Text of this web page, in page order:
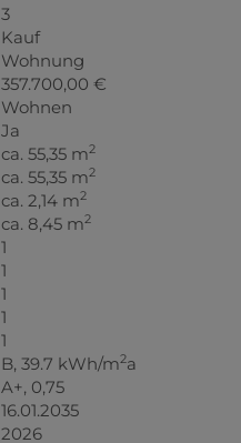
3
Kauf
Wohnung
357.700,00 €
Wohnen
Ja
ca. 55,35 m2
ca. 55,35 m2
ca. 2,14 m2
ca. 8,45 m2
1
1
1
1
1
B, 39.7 kWh/m2a
A+, 0,75
16.01.2035
2026